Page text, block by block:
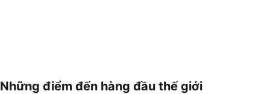
Những điểm đến hàng đầu thế giới